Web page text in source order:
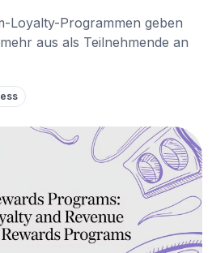
Loyalty-Programmen geben
aus als Teilnehmende an